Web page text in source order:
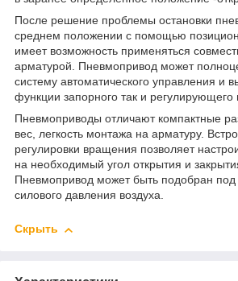
После решение проблемы остановки
среднем положении с помощью
имеет возможность применяться
арматурой. Пневмопривод может
систему автоматического управления и
функции запорного так и
Пневмоприводы отличают компактные
вес, легкость монтажа на арматуру.
регулировки вращения позволяет
на необходимый угол открытия и
Пневмопривод может быть подобран
силового давления воздуха.
Скрыть